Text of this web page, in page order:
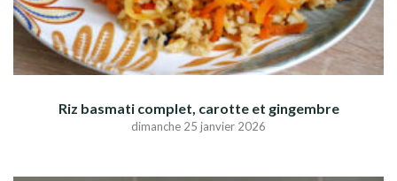
Riz basmati complet, carotte et gingembre
dimanche 25 janvier 2026